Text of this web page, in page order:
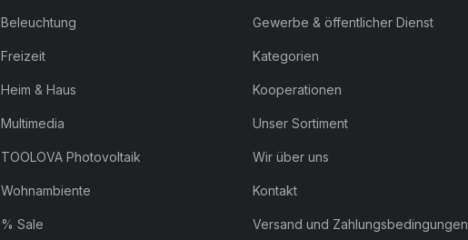
Beleuchtung
Freizeit
Heim & Haus
Multimedia
TOOLOVA Photovoltaik
Wohnambiente
% Sale
Gewerbe & öffentlicher Dienst
Kategorien
Kooperationen
Unser Sortiment
Wir über uns
Kontakt
Versand und Zahlungsbedingungen